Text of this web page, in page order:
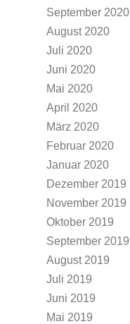
September 2020
August 2020
Juli 2020
Juni 2020
Mai 2020
April 2020
März 2020
Februar 2020
Januar 2020
Dezember 2019
November 2019
Oktober 2019
September 2019
August 2019
Juli 2019
Juni 2019
Mai 2019